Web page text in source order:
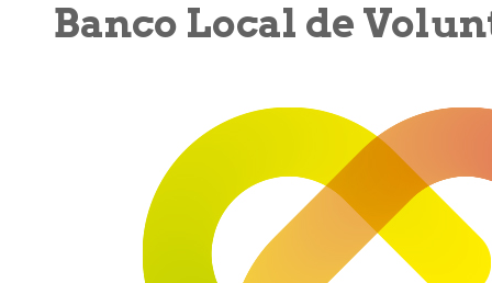
Banco Local de